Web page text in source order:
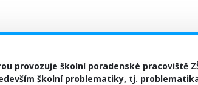
provozuje školní poradenské pracoviště
školní problematiky, tj.